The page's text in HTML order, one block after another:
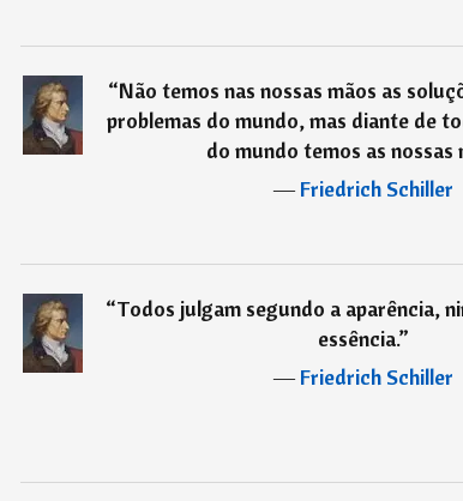
“Não temos nas nossas mãos as
problemas do mundo, mas diante de
do mundo temos as nossas
―Friedrich Schiller
“Todos julgam segundo a aparência,
essência.”
―Friedrich Schiller